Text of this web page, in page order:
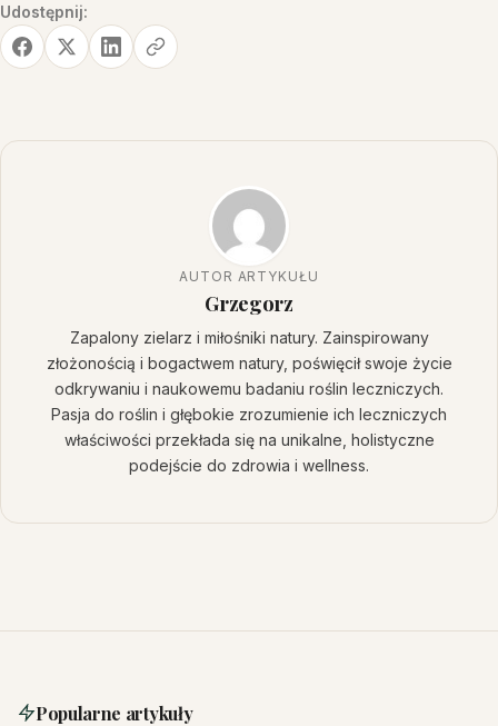
Udostępnij:
AUTOR ARTYKUŁU
Grzegorz
Zapalony zielarz i miłośniki natury. Zainspirowany
złożonością i bogactwem natury, poświęcił swoje życie
odkrywaniu i naukowemu badaniu roślin leczniczych.
Pasja do roślin i głębokie zrozumienie ich leczniczych
właściwości przekłada się na unikalne, holistyczne
podejście do zdrowia i wellness.
Popularne artykuły